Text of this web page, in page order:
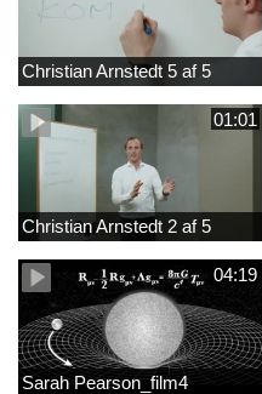
Christian Arnstedt 5 af 5
01:01
Christian Arnstedt 2 af 5
04:19
Sarah Pearson_film4